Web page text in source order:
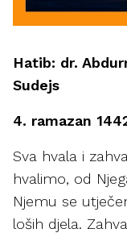
Hatib: dr.
Sudejs
4. ramazan
Sva hvala i
hvalimo, od
Njemu se
loših djela.